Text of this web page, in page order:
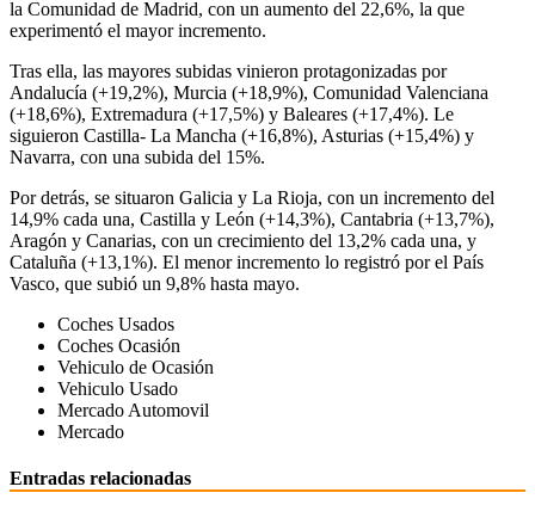
la Comunidad de Madrid, con un aumento del 22,6%, la que
experimentó el mayor incremento.
Tras ella, las mayores subidas vinieron protagonizadas por
Andalucía (+19,2%), Murcia (+18,9%), Comunidad Valenciana
(+18,6%), Extremadura (+17,5%) y Baleares (+17,4%). Le
siguieron Castilla- La Mancha (+16,8%), Asturias (+15,4%) y
Navarra, con una subida del 15%.
Por detrás, se situaron Galicia y La Rioja, con un incremento del
14,9% cada una, Castilla y León (+14,3%), Cantabria (+13,7%),
Aragón y Canarias, con un crecimiento del 13,2% cada una, y
Cataluña (+13,1%). El menor incremento lo registró por el País
Vasco, que subió un 9,8% hasta mayo.
Coches Usados
Coches Ocasión
Vehiculo de Ocasión
Vehiculo Usado
Mercado Automovil
Mercado
Entradas relacionadas